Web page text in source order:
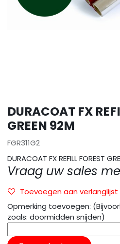
DURACOAT FX
GREEN 92M
FGR311G2
DURACOAT FX REFILL FOREST
Vraag uw sales
Toevoegen aan verlanglijst
Opmerking toevoegen:
zoals: doormidden snijden)